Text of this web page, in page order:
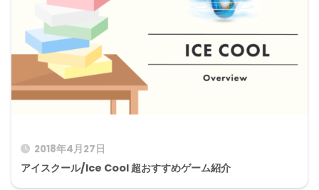
2018年4月27日
アイスクール/Ice Cool 超おすすめゲーム紹介